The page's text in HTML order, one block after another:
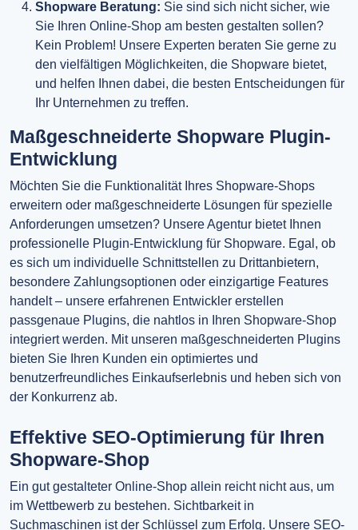
Shopware Beratung: Sie sind sich nicht sicher, wie
Sie Ihren Online-Shop am besten gestalten sollen?
Kein Problem! Unsere Experten beraten Sie gerne zu
den vielfältigen Möglichkeiten, die Shopware bietet,
und helfen Ihnen dabei, die besten Entscheidungen für
Ihr Unternehmen zu treffen.
Maßgeschneiderte Shopware Plugin-
Entwicklung
Möchten Sie die Funktionalität Ihres Shopware-Shops
erweitern oder maßgeschneiderte Lösungen für spezielle
Anforderungen umsetzen? Unsere Agentur bietet Ihnen
professionelle Plugin-Entwicklung für Shopware. Egal, ob
es sich um individuelle Schnittstellen zu Drittanbietern,
besondere Zahlungsoptionen oder einzigartige Features
handelt – unsere erfahrenen Entwickler erstellen
passgenaue Plugins, die nahtlos in Ihren Shopware-Shop
integriert werden. Mit unseren maßgeschneiderten Plugins
bieten Sie Ihren Kunden ein optimiertes und
benutzerfreundliches Einkaufserlebnis und heben sich von
der Konkurrenz ab.
Effektive SEO-Optimierung für Ihren
Shopware-Shop
Ein gut gestalteter Online-Shop allein reicht nicht aus, um
im Wettbewerb zu bestehen. Sichtbarkeit in
Suchmaschinen ist der Schlüssel zum Erfolg. Unsere SEO-